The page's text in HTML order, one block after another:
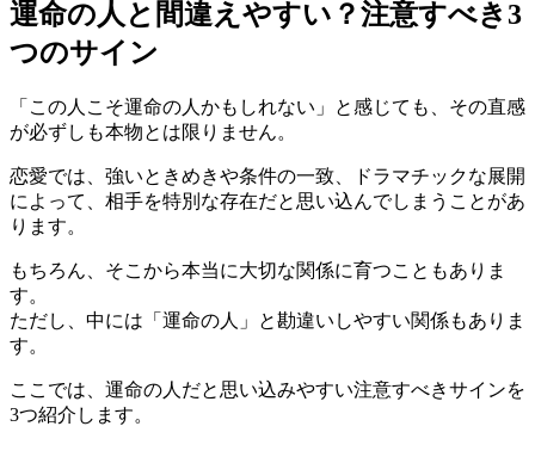
運命の人と間違えやすい？注意すべき3
つのサイン
「この人こそ運命の人かもしれない」と感じても、その直感
が必ずしも本物とは限りません。
恋愛では、強いときめきや条件の一致、ドラマチックな展開
によって、相手を特別な存在だと思い込んでしまうことがあ
ります。
もちろん、そこから本当に大切な関係に育つこともありま
す。
ただし、中には「運命の人」と勘違いしやすい関係もありま
す。
ここでは、運命の人だと思い込みやすい注意すべきサインを
3つ紹介します。